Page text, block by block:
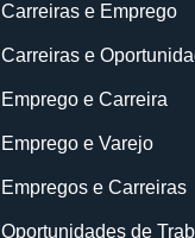
Carreiras e Emprego
Carreiras e
Emprego e Carreira
Emprego e Varejo
Empregos e Carreiras
Oportunidades de